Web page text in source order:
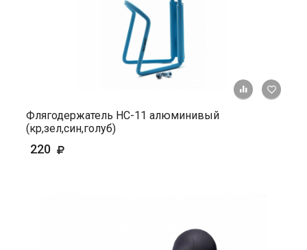
+ К
Флягодержатель HС-11 алюминивый
(кр,зел,син,голуб)
220